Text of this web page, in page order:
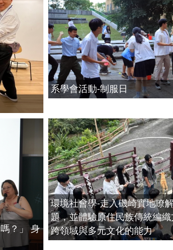
系學會活動-制服日
？」 身
環境社會學-走入磯崎實地瞭
題，並體驗原住民族傳統編
跨領域與多元文化的能力